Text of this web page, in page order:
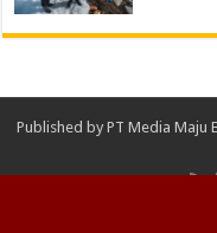
Published by PT Media Maju